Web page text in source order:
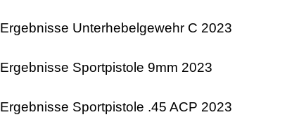
Ergebnisse Unterhebelgewehr C 2023
Ergebnisse Sportpistole 9mm 2023
Ergebnisse Sportpistole .45 ACP 2023